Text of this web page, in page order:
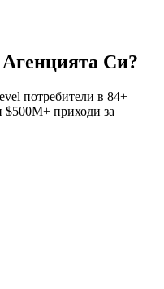
Си?
потребители в 84+
$500M+ приходи за